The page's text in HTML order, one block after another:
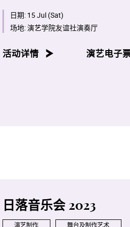
日期: 15 Jul (Sat)
场地:演艺学院友谊社演奏厅
活动详情 演艺电子
日落音乐会 2023